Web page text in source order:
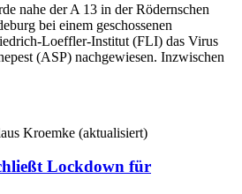
nahe der A 13 in der Rödernschen
bei einem geschossenen
Loeffler-Institut (FLI) das Virus
(ASP) nachgewiesen. Inzwischen
Kroemke (aktualisiert)
Lockdown für